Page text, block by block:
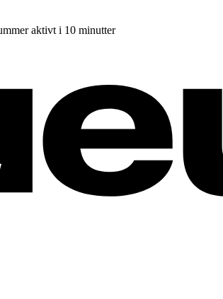
aktivt i 10 minutter